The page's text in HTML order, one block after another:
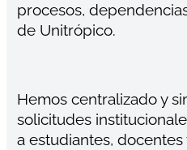
procesos,
de Unitrópico.
Hemos centralizado y
solicitudes
a estudiantes,